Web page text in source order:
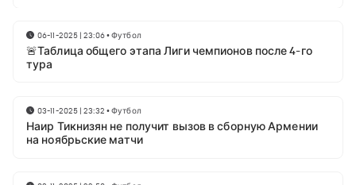
06-11-2025 | 23:06•Футбол
🚨Таблица общего этапа Лиги чемпионов после 4-го
тура
03-11-2025 | 23:32 •Футбол
Наир Тикнизян не получит вызов в сборную Армении
на ноябрьские матчи